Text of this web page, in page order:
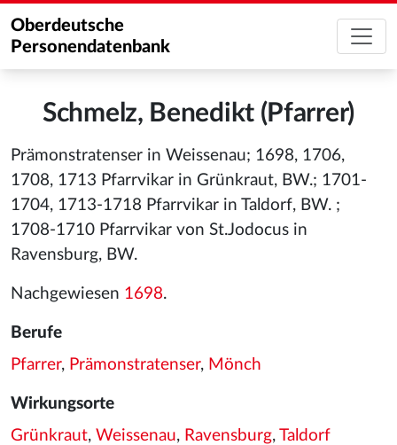
Oberdeutsche
Personendatenbank
Schmelz, Benedikt (Pfarrer)
Prämonstratenser in Weissenau; 1698, 1706,
1708, 1713 Pfarrvikar in Grünkraut, BW.; 1701-
1704, 1713-1718 Pfarrvikar in Taldorf, BW. ;
1708-1710 Pfarrvikar von St.Jodocus in
Ravensburg, BW.
Nachgewiesen 1698.
Berufe
Pfarrer, Prämonstratenser, Mönch
Wirkungsorte
Grünkraut, Weissenau, Ravensburg, Taldorf